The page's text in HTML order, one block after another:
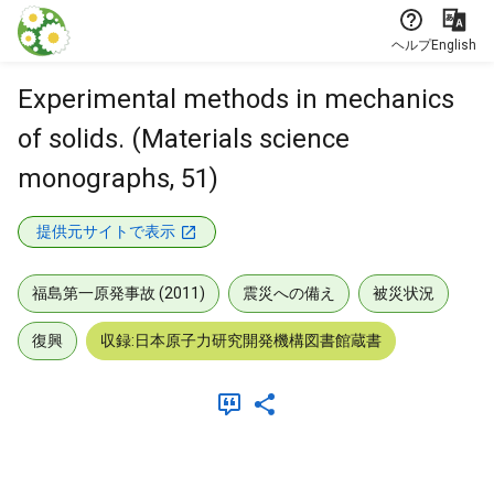
本文に飛ぶ
ヘルプEnglish
Experimental methods in mechanics
of solids. (Materials science
monographs, 51)
提供元サイトで表示
福島第一原発事故 (2011) 震災への備え 被災状況
復興 収録:日本原子力研究開発機構図書館蔵書